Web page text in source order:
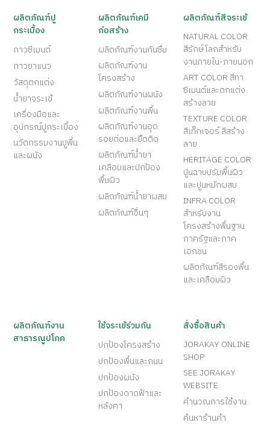
ผลิตภัณฑ์ปู
กระเบื้อง
กาวซีเมนต์
กาวยาแนว
วัสดุตกแต่ง
น้ำยาจระเข้
เครื่องมือและ
อุปกรณ์ปูกระเบื้อง
นวัตกรรมงานปูพื้น
และผนัง
ผลิตภัณฑ์เคมี
ก่อสร้าง
ผลิตภัณฑ์งานกันซึม
ผลิตภัณฑ์งาน
โครงสร้าง
ผลิตภัณฑ์งานผนัง
ผลิตภัณฑ์งานพื้น
ผลิตภัณฑ์งานอุด
รอยต่อและยึดติด
ผลิตภัณฑ์น้ำยา
เคลือบและปกป้อง
พื้นผิว
ผลิตภัณฑ์น้ำยาผสม
ผลิตภัณฑ์อื่นๆ
ผลิตภัณฑ์สีจระเข้
NATURAL COLOR
สีรักษ์โลกสำหรับ
งานภายใน-ภายนอก
ART COLOR สีทา
ซีเมนต์และตกแต่ง
สร้างลาย
TEXTURE COLOR
สีเท็กเจอร์ สีสร้าง
ลาย
HERITAGE COLOR
ปูนฉาบปรับพื้นผิว
และปูนหมักผสม
INFRA COLOR
สำหรับงาน
โครงสร้างพื้นฐาน
ภาครัฐและภาค
เอกชน
ผลิตภัณฑ์สีรองพื้น
และเคลือบผิว
ผลิตภัณฑ์งาน
สาธารณูปโภค
ใช้จระเข้ร่วมกัน
ปกป้องโครงสร้าง
ปกป้องพื้นและถนน
ปกป้องผนัง
ปกป้องดาดฟ้าและ
หลังคา
สั่งซื้อสินค้า
JORAKAY ONLINE
SHOP
SEE JORAKAY
WEBSITE
คำนวณการใช้งาน
ค้นหาร้านค้า